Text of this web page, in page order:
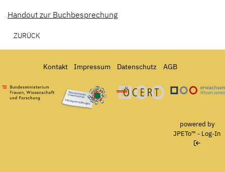
Handout zur Buchbesprechung
ZURÜCK
Kontakt Impressum Datenschutz AGB
Bundesministerium für Frauen, Wissenschaft und Forschung
Österreichisches Umweltzeichen für
Ö-Cert
powered by
JPETo™ - Log-In